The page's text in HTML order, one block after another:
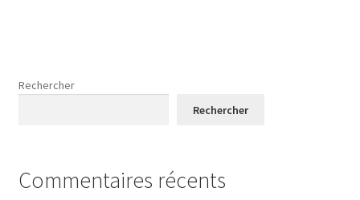
Rechercher
Rechercher
Commentaires récents